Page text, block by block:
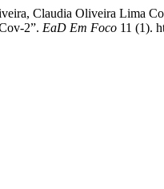
Claudia Oliveira Lima
2”. EaD Em Foco 11 (1).